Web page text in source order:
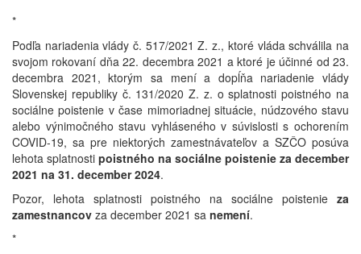
*
Podľa nariadenia vlády č. 517/2021 Z. z., ktoré vláda schválila na
svojom rokovaní dňa 22. decembra 2021 a ktoré je účinné od 23.
decembra 2021, ktorým sa mení a dopĺňa nariadenie vlády
Slovenskej republiky č. 131/2020 Z. z. o splatnosti poistného na
sociálne poistenie v čase mimoriadnej situácie, núdzového stavu
alebo výnimočného stavu vyhláseného v súvislosti s ochorením
COVID-19, sa pre niektorých zamestnávateľov a SZČO posúva
lehota splatnosti poistného na sociálne poistenie za december
2021 na 31. december 2024.
Pozor, lehota splatnosti poistného na sociálne poistenie za
zamestnancov za december 2021 sa nemení.
*